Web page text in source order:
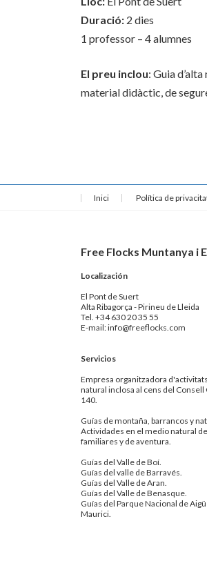
Duració: 2 dies
1 professor – 4 alumnes
El preu inclou: Guia
material didàctic, de
Inici Política de
Free Flocks Muntanya i
Localización
El Pont de Suert
Alta Ribagorça - Pirineu de Lleida
Tel. +34 630 20 35 55
E-mail: info@freeflocks.com
Servicios
Empresa organitzadora
natural inclosa al cens del Consell
140.
Guías de montaña, barrancos y
Actividades en el medio natural
familiares y de aventura.
Guías del Valle de Boí.
Guías del valle de Barravés.
Guías del Valle de Aran.
Guías del Valle de Benasque.
Guías del Parque Nacional de
Maurici.